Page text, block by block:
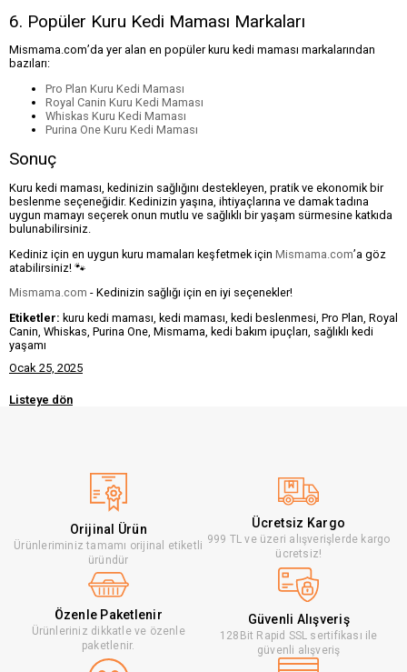
6. Popüler Kuru Kedi Maması Markaları
Mismama.com’da yer alan en popüler kuru kedi maması markalarından
bazıları:
Pro Plan Kuru Kedi Maması
Royal Canin Kuru Kedi Maması
Whiskas Kuru Kedi Maması
Purina One Kuru Kedi Maması
Sonuç
Kuru kedi maması, kedinizin sağlığını destekleyen, pratik ve ekonomik bir
beslenme seçeneğidir. Kedinizin yaşına, ihtiyaçlarına ve damak tadına
uygun mamayı seçerek onun mutlu ve sağlıklı bir yaşam sürmesine katkıda
bulunabilirsiniz.
Kediniz için en uygun kuru mamaları keşfetmek için Mismama.com’a göz
atabilirsiniz! 🐾
Mismama.com - Kedinizin sağlığı için en iyi seçenekler!
Etiketler: kuru kedi maması, kedi maması, kedi beslenmesi, Pro Plan, Royal
Canin, Whiskas, Purina One, Mismama, kedi bakım ipuçları, sağlıklı kedi
yaşamı
Ocak 25, 2025
Listeye dön
Orijinal Ürün
Ürünleriminiz tamamı orijinal etiketli
üründür
Ücretsiz Kargo
999 TL ve üzeri alışverişlerde kargo
ücretsiz!
Özenle Paketlenir
Ürünleriniz dikkatle ve özenle
paketlenir.
Güvenli Alışveriş
128Bit Rapid SSL sertifikası ile
güvenli alışveriş